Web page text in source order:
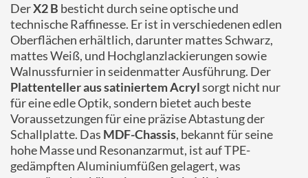
DerX2 B besticht durch seine optische und
technische Raffinesse. Er ist in verschiedenen edlen
Oberflächen erhältlich, darunter mattes Schwarz,
mattes Weiß, und Hochglanzlackierungen sowie
Walnussfurnier in seidenmatter Ausführung. Der
Plattenteller aus satiniertem Acrylsorgt nicht nur
für eine edle Optik, sondern bietet auch beste
Voraussetzungen für eine präzise Abtastung der
Schallplatte. Das MDF-Chassis, bekannt für seine
hohe Masse und Resonanzarmut, ist auf TPE-
gedämpften Aluminiumfüßen gelagert, was